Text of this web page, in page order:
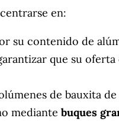
en:
su contenido de
que su
de bauxita
mediante buques